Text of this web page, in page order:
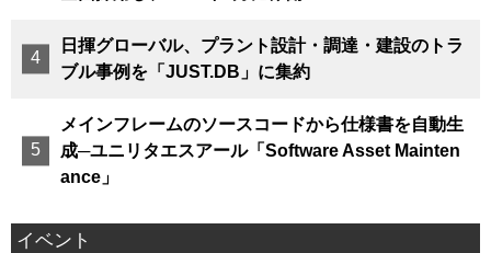
日揮グローバル、プラント設計・調達・建設のトラ
ブル事例を「JUST.DB」に集約
メインフレームのソースコードから仕様書を自動生
成─ユニリタエスアール「Software Asset Mainten
ance」
イベント